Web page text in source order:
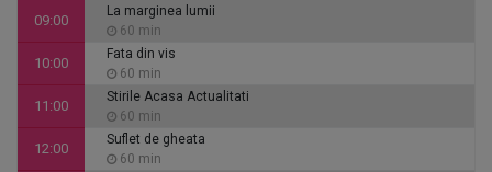
09:00
La marginea lumii
60 min
10:00
Fata din vis
60 min
11:00
Stirile Acasa Actualitati
60 min
12:00
Suflet de gheata
60 min